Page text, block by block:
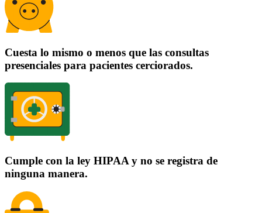
Cuesta lo mismo o menos que las consultas
presenciales para pacientes cerciorados.
Cumple con la ley HIPAA y no se registra de
ninguna manera.